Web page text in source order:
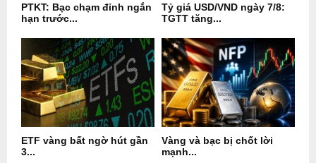
PTKT: Bạc chạm đỉnh ngắn
hạn trước...
Tỷ giá USD/VND ngày 7/8:
TGTT tăng...
ETF vàng bất ngờ hút gần
3...
Vàng và bạc bị chốt lời
mạnh...